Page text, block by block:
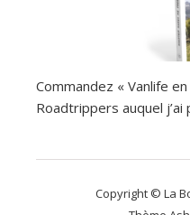
Commandez « Vanlife
Roadtrippers auquel j’ai
Copyright © La